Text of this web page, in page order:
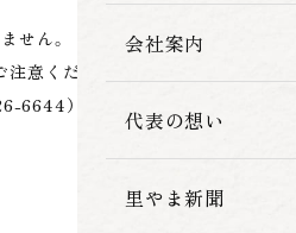
会社案内
代表の想い
里やま新聞
せん。
意くださいませ。
6644）までお電話ください。（池口